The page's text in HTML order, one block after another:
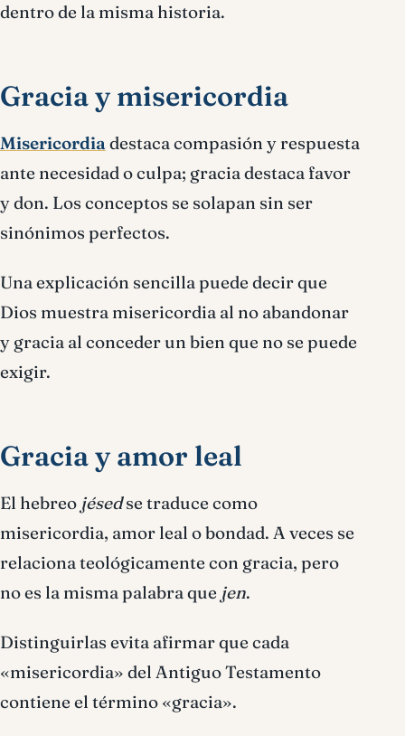
dentro de la misma historia.
Gracia y misericordia
Misericordiadestaca compasión y respuesta
ante necesidad o culpa; gracia destaca favor
y don. Los conceptos se solapan sin ser
sinónimos perfectos.
Una explicación sencilla puede decir que
Dios muestra misericordia al no abandonar
y gracia al conceder un bien que no se puede
exigir.
Gracia y amor leal
El hebreo jésedse traduce como
misericordia, amor leal o bondad. A veces se
relaciona teológicamente con gracia, pero
no es la misma palabra que jen.
Distinguirlas evita afirmar que cada
«misericordia» del Antiguo Testamento
contiene el término «gracia».